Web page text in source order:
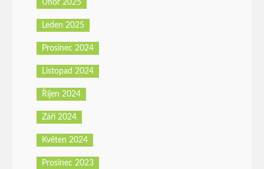
Únor 2025
Leden 2025
Prosinec 2024
Listopad 2024
Říjen 2024
Září 2024
Květen 2024
Prosinec 2023